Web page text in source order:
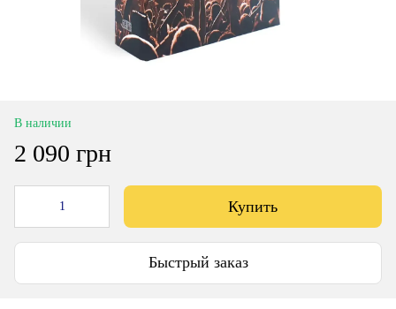
В наличии
2 090 грн
Купить
Быстрый заказ